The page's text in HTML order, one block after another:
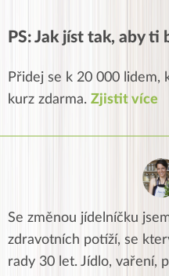
PS: Jak jíst tak, aby ti
Přidej se k 20 000 lidem,
kurz zdarma. Zjistit více
Se změnou jídelníčku
zdravotních potíží, se
rady 30 let. Jídlo, vaření,